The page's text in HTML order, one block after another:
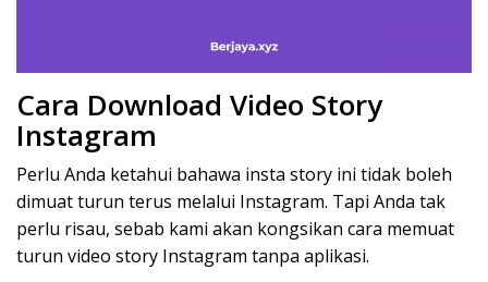
Cara Download Video Story
Instagram
Perlu Anda ketahui bahawa insta story ini tidak boleh
dimuat turun terus melalui Instagram. Tapi Anda tak
perlu risau, sebab kami akan kongsikan cara memuat
turun video story Instagram tanpa aplikasi.